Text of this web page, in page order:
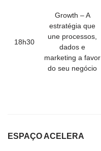
18h30
Growth – A
estratégia que
une processos,
dados e
marketing a favor
do seu negócio
ESPAÇO ACELERA